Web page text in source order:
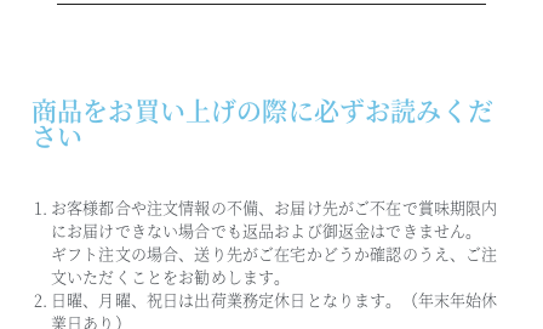
商品をお買い上げの際に必ずお読みくだ
さい
お客様都合や注文情報の不備、お届け先がご不在で賞味期限内
にお届けできない場合でも返品および御返金はできません。
ギフト注文の場合、送り先がご在宅かどうか確認のうえ、ご注
文いただくことをお勧めします。
日曜、月曜、祝日は出荷業務定休日となります。（年末年始休
業日あり）